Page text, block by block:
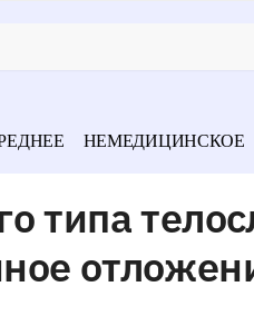
НЕМЕДИЦИНСКОЕ
типа